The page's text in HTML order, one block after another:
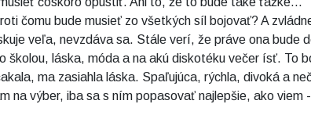
čomu bude musieť zo všetkých síl bojovať? A
veľa, nevzdáva sa. Stále verí, že práve ona
školou, láska, móda a na akú diskotéku večer ísť. To
ma zasiahla láska. Spaľujúca, rýchla, divoká a
na výber, iba sa s ním popasovať najlepšie, ako viem